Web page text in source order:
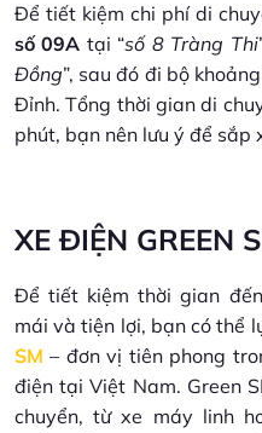
Để tiết kiệm chi phí di
số 09A tại “số 8 Tràng Thi
Đồng”, sau đó đi bộ
Đỉnh. Tổng thời gian di
phút, bạn nên lưu ý để sắp
XE ĐIỆN GREEN
Để tiết kiệm thời gian
mái và tiện lợi, bạn có thể
SM – đơn vị tiên phong
điện tại Việt Nam. Green
chuyển, từ xe máy linh